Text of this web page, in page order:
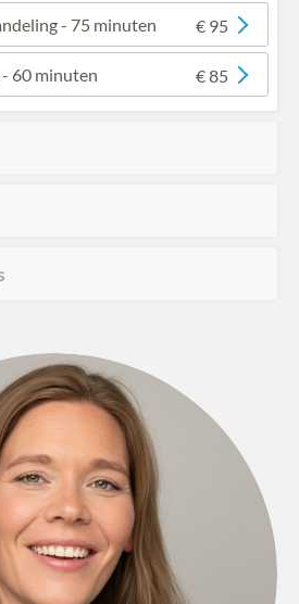
- 75 minuten € 95
- 60 minuten € 85